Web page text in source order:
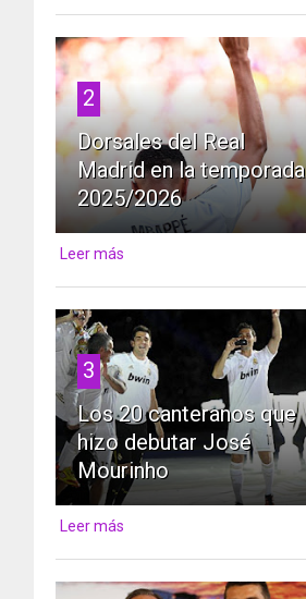
2
Dorsales del Real
Madrid en la temporada
2025/2026
Leer más
3
Los 20 canteranos que
hizo debutar José
Mourinho
Leer más